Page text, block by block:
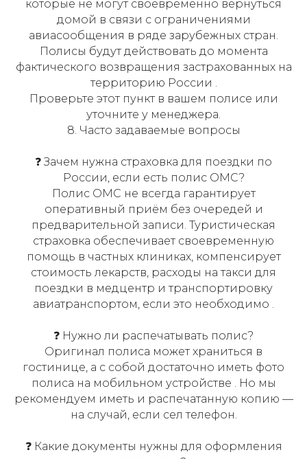
которые не могут своевременно вернуться
домой в связи с ограничениями
авиасообщения в ряде зарубежных стран.
Полисы будут действовать до момента
фактического возвращения застрахованных на
территорию России .
Проверьте этот пункт в вашем полисе или
уточните у менеджера.
8. Часто задаваемые вопросы
❓ Зачем нужна страховка для поездки по
России, если есть полис ОМС?
Полис ОМС не всегда гарантирует
оперативный приём без очередей и
предварительной записи. Туристическая
страховка обеспечивает своевременную
помощь в частных клиниках, компенсирует
стоимость лекарств, расходы на такси для
поездки в медцентр и транспортировку
авиатранспортом, если это необходимо .
❓ Нужно ли распечатывать полис?
Оригинал полиса может храниться в
гостинице, а с собой достаточно иметь фото
полиса на мобильном устройстве . Но мы
рекомендуем иметь и распечатанную копию —
на случай, если сел телефон.
❓ Какие документы нужны для оформления